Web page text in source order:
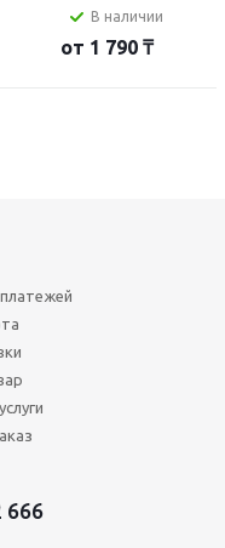
В наличии
от 1 790 ₸
666